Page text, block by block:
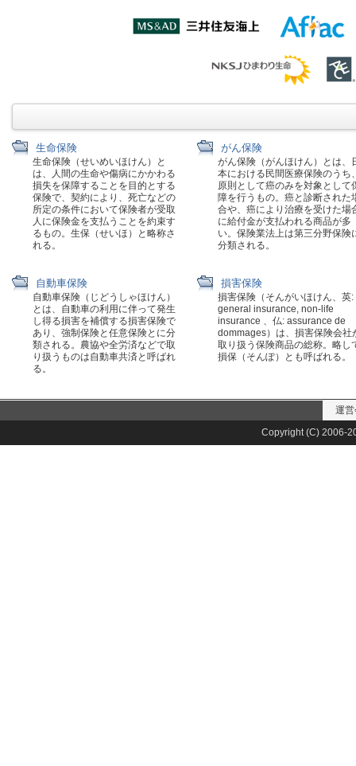
生命保険
生命保険（せいめいほけん）と
は、人間の生命や傷病にかかわる
損失を保障することを目的とする
保険で、契約により、死亡などの
所定の条件において保険者が受取
人に保険金を支払うことを約束す
るもの。生保（せいほ）と略称さ
れる。
がん保険
がん保険（がんほけん）とは、
本における民間医療保険のうち
原則として癌のみを対象として
障を行うもの。癌と診断された
合や、癌により治療を受けた場
に給付金が支払われる商品が多
い。保険業法上は第三分野保険
分類される。
自動車保険
自動車保険（じどうしゃほけん）
とは、自動車の利用に伴って発生
し得る損害を補償する損害保険で
あり、強制保険と任意保険とに分
類される。農協や全労済などで取
り扱うものは自動車共済と呼ばれ
る。
損害保険
損害保険（そんがいほけん、英:
general insurance, non-life
insurance 、仏: assurance de
dommages）は、損害保険会社
取り扱う保険商品の総称。略し
損保（そんぽ）とも呼ばれる。
運
Copyright (C) 2006-